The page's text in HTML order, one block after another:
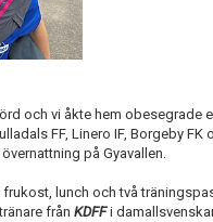
och vi åkte hem obesegrade
FF, Linero IF, Borgeby FK
på Gyavallen.
lunch och två
från KDFFi